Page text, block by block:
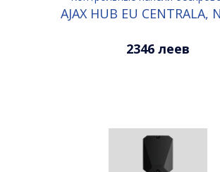
AJAX HUB EU CENTRALA,
2346 леев